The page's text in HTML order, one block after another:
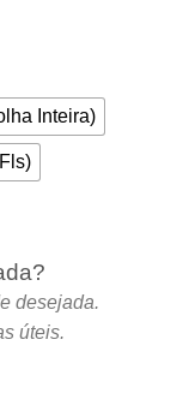
Inteira)
desejada.
úteis.